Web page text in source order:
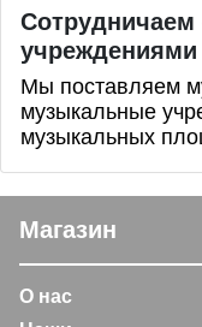
Сотрудничаем
учреждениями
Мы поставляем
музыкальные
музыкальных
Магазин
О нас